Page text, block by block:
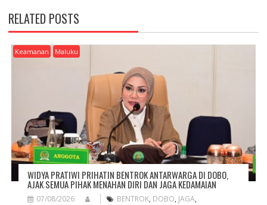
V
I
G
A
T
RELATED POSTS
Keamanan Maluku
WIDYA PRATIWI PRIHATIN BENTROK ANTARWARGA DI DOBO,
AJAK SEMUA PIHAK MENAHAN DIRI DAN JAGA KEDAMAIAN
07/08/2026 BENTROK, DOBO, JAGA,